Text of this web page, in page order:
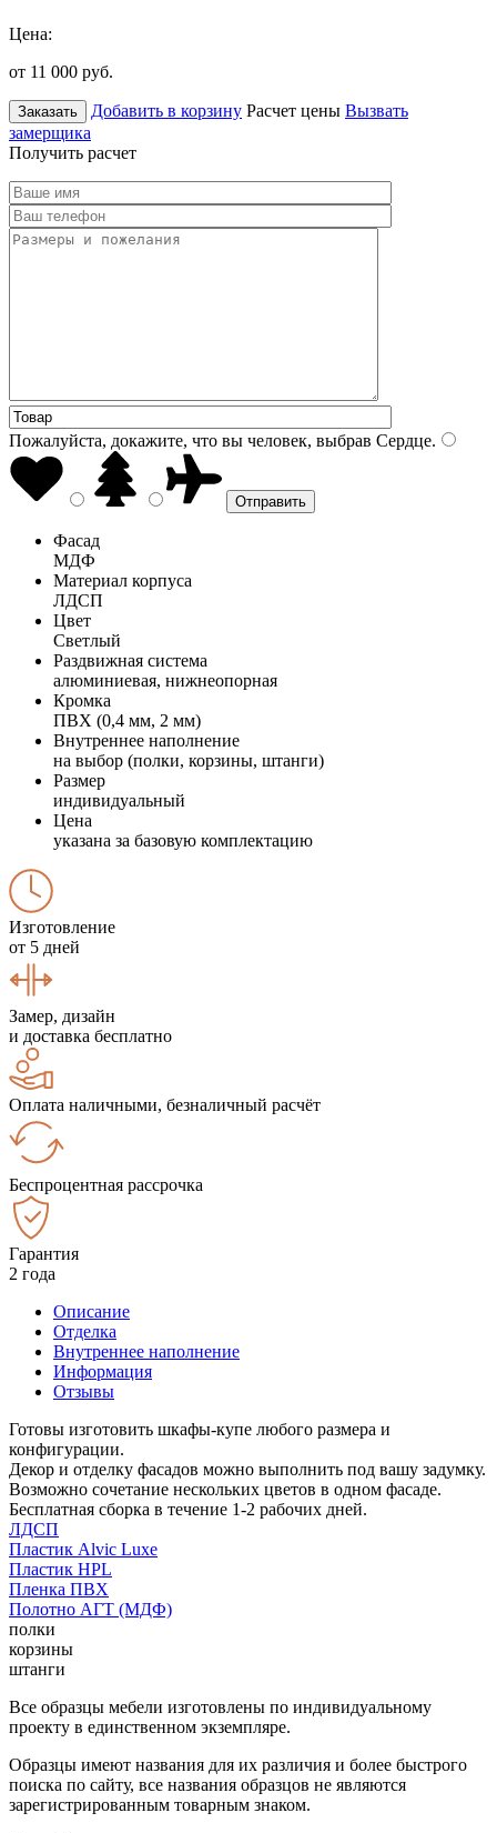
Цена:
от 11 000 руб.
Заказать Добавить в корзину Расчет цены Вызвать
замерщика
Получить расчет
Пожалуйста, докажите, что вы человек, выбрав Сердце.
Фасад
МДФ
Материал корпуса
ЛДСП
Цвет
Светлый
Раздвижная система
алюминиевая, нижнеопорная
Кромка
ПВХ (0,4 мм, 2 мм)
Внутреннее наполнение
на выбор (полки, корзины, штанги)
Размер
индивидуальный
Цена
указана за базовую комплектацию
Изготовление
от 5 дней
Замер, дизайн
и доставка бесплатно
Оплата наличными, безналичный расчёт
Беспроцентная рассрочка
Гарантия
2 года
Описание
Отделка
Внутреннее наполнение
Информация
Отзывы
Готовы изготовить шкафы-купе любого размера и
конфигурации.
Декор и отделку фасадов можно выполнить под вашу задумку.
Возможно сочетание нескольких цветов в одном фасаде.
Бесплатная сборка в течение 1-2 рабочих дней.
ЛДСП
Пластик Alvic Luxe
Пластик HPL
Пленка ПВХ
Полотно АГТ (МДФ)
полки
корзины
штанги
Все образцы мебели изготовлены по индивидуальному
проекту в единственном экземпляре.
Образцы имеют названия для их различия и более быстрого
поиска по сайту, все названия образцов не являются
зарегистрированным товарным знаком.